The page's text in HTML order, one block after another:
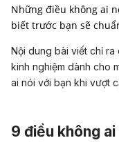
Những điều không ai
biết trước bạn sẽ
Nội dung bài viết chỉ
kinh nghiệm dành cho
ai nói với bạn khi vượt
9 điều không